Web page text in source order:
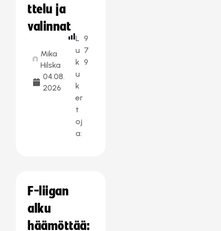
ttelu ja
valinnat
Mika
Hilska
04.08.
2026
L
u
k
u
k
er
t
oj
a:
9
7
9
F-liigan
alku
häämöttää: